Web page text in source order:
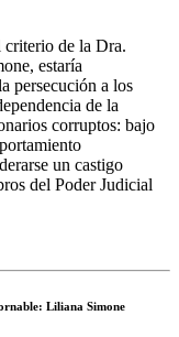
criterio de la Dra.
estaría
persecución a los
de la
corruptos: bajo
un castigo
del Poder Judicial
Liliana Simone